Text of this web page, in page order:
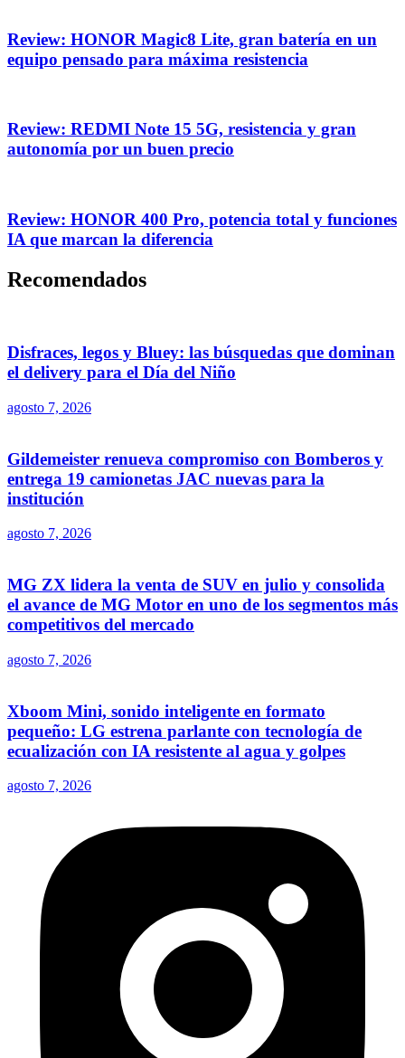
Review: HONOR Magic8 Lite, gran batería en un
equipo pensado para máxima resistencia
Review: REDMI Note 15 5G, resistencia y gran
autonomía por un buen precio
Review: HONOR 400 Pro, potencia total y funciones
IA que marcan la diferencia
Recomendados
Disfraces, legos y Bluey: las búsquedas que dominan
el delivery para el Día del Niño
agosto 7, 2026
Gildemeister renueva compromiso con Bomberos y
entrega 19 camionetas JAC nuevas para la
institución
agosto 7, 2026
MG ZX lidera la venta de SUV en julio y consolida
el avance de MG Motor en uno de los segmentos más
competitivos del mercado
agosto 7, 2026
Xboom Mini, sonido inteligente en formato
pequeño: LG estrena parlante con tecnología de
ecualización con IA resistente al agua y golpes
agosto 7, 2026